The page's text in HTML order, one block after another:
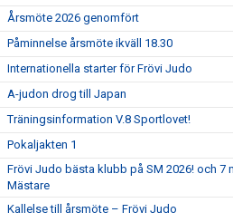
Årsmöte 2026 genomfört
Påminnelse årsmöte ikväll 18.30
Internationella starter för Frövi Judo
A-judon drog till Japan
Träningsinformation V.8 Sportlovet!
Pokaljakten 1
Frövi Judo bästa klubb på SM 2026! och 7
Mästare
Kallelse till årsmöte – Frövi Judo